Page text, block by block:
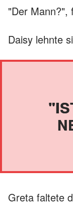
"Der Mann?",
Daisy lehnte
Greta faltete